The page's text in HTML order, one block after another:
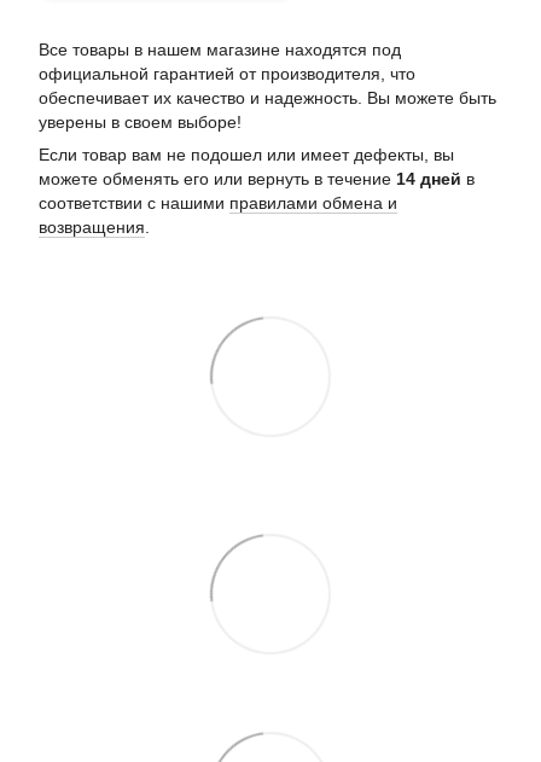
Все товары в нашем магазине находятся под
официальной гарантией от производителя, что
обеспечивает их качество и надежность. Вы можете быть
уверены в своем выборе!
Если товар вам не подошел или имеет дефекты, вы
можете обменять его или вернуть в течение 14 дней в
соответствии с нашими правилами обмена и
возвращения